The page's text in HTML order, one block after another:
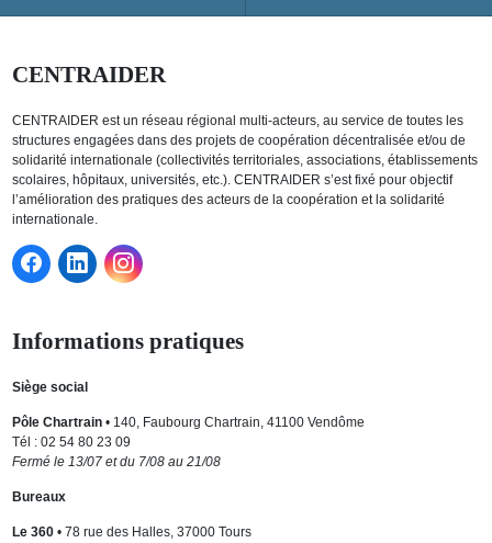
CENTRAIDER
CENTRAIDER est un réseau régional multi-acteurs, au service de toutes les
structures engagées dans des projets de coopération décentralisée et/ou de
solidarité internationale (collectivités territoriales, associations, établissements
scolaires, hôpitaux, universités, etc.). CENTRAIDER s’est fixé pour objectif
l’amélioration des pratiques des acteurs de la coopération et la solidarité
internationale.
Informations pratiques
Siège social
Pôle Chartrain• 140, Faubourg Chartrain, 41100 Vendôme
Tél : 02 54 80 23 09
Fermé le 13/07 et du 7/08 au 21/08
Bureaux
Le 360• 78 rue des Halles, 37000 Tours